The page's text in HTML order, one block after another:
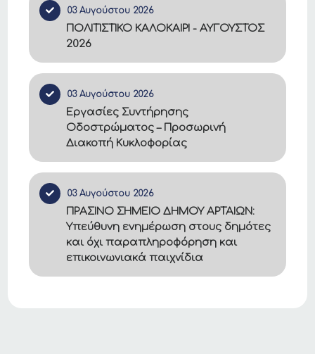
03 Αυγούστου 2026
ΠΟΛΙΤΙΣΤΙΚΟ ΚΑΛΟΚΑΙΡΙ - ΑΥΓΟΥΣΤΟΣ
2026
03 Αυγούστου 2026
Εργασίες Συντήρησης
Οδοστρώματος – Προσωρινή
Διακοπή Κυκλοφορίας
03 Αυγούστου 2026
ΠΡΑΣΙΝΟ ΣΗΜΕΙΟ ΔΗΜΟΥ ΑΡΤΑΙΩΝ:
Υπεύθυνη ενημέρωση στους δημότες
και όχι παραπληροφόρηση και
επικοινωνιακά παιχνίδια